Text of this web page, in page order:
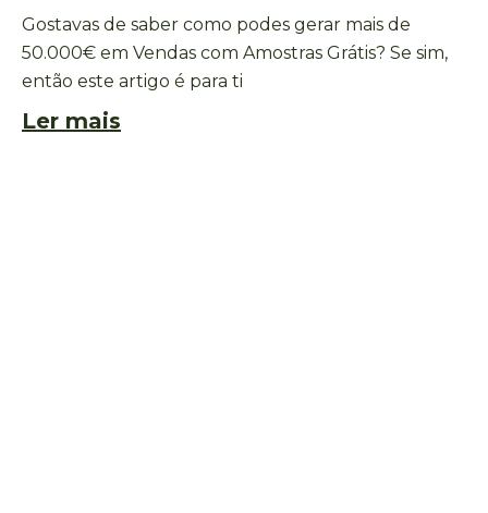
Gostavas de saber como podes gerar mais de
50.000€ em Vendas com Amostras Grátis? Se sim,
então este artigo é para ti
Ler mais